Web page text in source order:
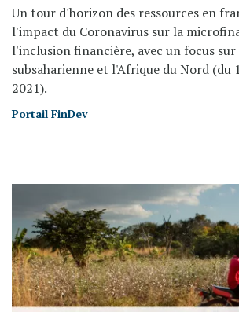
Un tour d'horizon des ressources en
l'impact du Coronavirus sur la
l'inclusion financière, avec un focus
subsaharienne et l'Afrique du Nord (du
2021).
Portail FinDev